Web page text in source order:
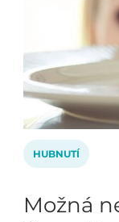
HUBNUTÍ
Možná